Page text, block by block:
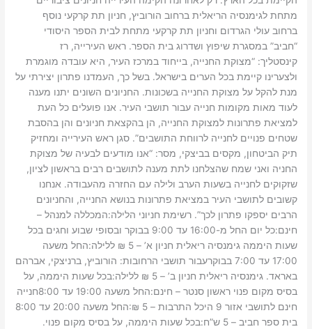
מתחת לגימנסיה הריאלית ברחוב הורוביץ, חניון תת קרקעי נוסף
ברחוב עולי הגרדום וחניון תת קרקעי מתחת לבית הספר היסודי
“חביב” במסגרת שיפוץ ושדרוג בית הספר. ראש העירייה, רז
קינסטליך: “מצוקת החנייה, בייחוד במרכז העיר, היא עובדה מוגמרת
ולצערינו קיימת בכל הערים בישראל. בשל כך, העמדנו פתרון יצירתי על
מנת להקל על מצוקת החנייה בשכונות. החניונים השונים יתנו מענה
לעוד מאות מקומות חנייה עבור תושבי העיר. אנו פועלים כל העת
למציאת פתרונות למצוקת החנייה, הן בהקצאת חניונים והן בהסבת
שטחים פנויים לחנייה לרווחת התושבים”. סגן ראש העירייה ומחזיק
תיק הביטחון, מקסים בביצקי, מסר: “אנו מודעים לבעיה של מצוקת
החניה ואני שמח שהצלחנו לתת מענה לתושבים רבים בראשון לציון,
שזקוקים לחנייה בשעות הערב ולילה עם החזרה מהעבודה. אנחנו
קשובים לתושבי העיר במציאת פתרונות בנושא החנייה, והחניונים
הרבים יספקו פתרון לכך”. רשימת חניוני הלילה:המכללה למנהל –
חינם:כל יום החל מ-16:00 עד 9:00 בבוקר ובסופי שבוע וחגים בכל
שעות היממה גימנסיה ריאלית חניון א’ – 5 ₪ ללילה:החל משעה
17:00 עד 7:00 בבוקרעבור תושבי הרחובות: הורוביץ, ברניצקי, אברהם
באראד. גימנסיה ריאלית חניון ב’ – 5 ₪ ללילה:בכל שעות היממה, על
בסיס מקום פנוי ראשון סנטר – חינם:החל משעה 19:00 עד 8:00חנייה
חינם לתושבי אזור 9 היכל התרבות – 5 ₪:החל משעה 20:00 עד 8:00
בית ספר חביב – 5 ש”ח:בכל שעות היממה, על בסיס מקום פנוי.